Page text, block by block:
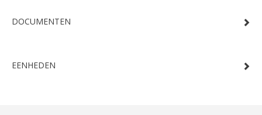
DOCUMENTEN
EENHEDEN